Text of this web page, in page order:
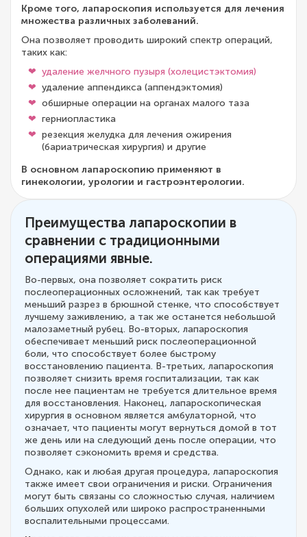
Кроме того, лапароскопия используется для лечения
множества различных заболеваний.
Она позволяет проводить широкий спектр операций,
таких как:
удаление желчного пузыря (холецистэктомия)
удаление аппендикса (аппендэктомия)
обширные операции на органах малого таза
герниопластика
резекция желудка для лечения ожирения
(бариатрическая хирургия) и другие
В основном лапароскопию применяют в
гинекологии, урологии и гастроэнтерологии.
Преимущества лапароскопии в
сравнении с традиционными
операциями явные.
Во-первых, она позволяет сократить риск
послеоперационных осложнений, так как требует
меньший разрез в брюшной стенке, что способствует
лучшему заживлению, а так же останется небольшой
малозаметный рубец. Во-вторых, лапароскопия
обеспечивает меньший риск послеоперационной
боли, что способствует более быстрому
восстановлению пациента. В-третьих, лапароскопия
позволяет снизить время госпитализации, так как
после нее пациентам не требуется длительное время
для восстановления. Наконец, лапароскопическая
хирургия в основном является амбулаторной, что
означает, что пациенты могут вернуться домой в тот
же день или на следующий день после операции, что
позволяет сэкономить время и средства.
Однако, как и любая другая процедура, лапароскопия
также имеет свои ограничения и риски. Ограничения
могут быть связаны со сложностью случая, наличием
больших опухолей или широко распространенными
воспалительными процессами.